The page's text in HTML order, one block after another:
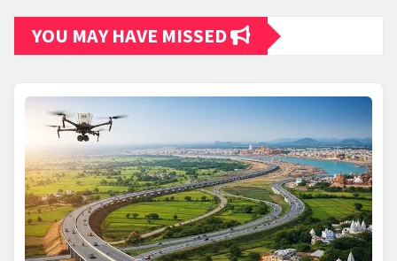
YOU MAY HAVE MISSED